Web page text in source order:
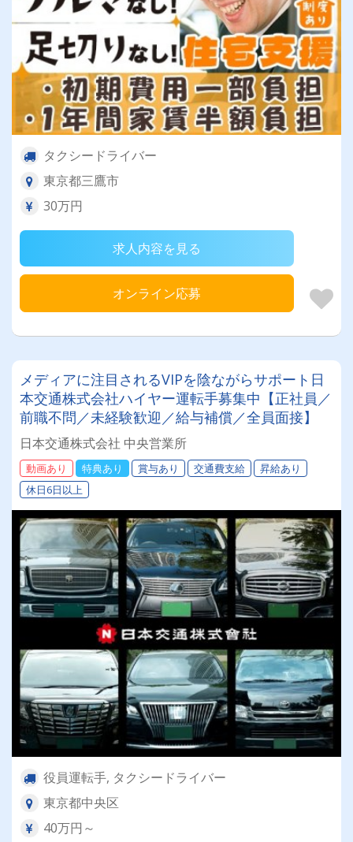
タクシードライバー
東京都三鷹市
30万円
求人内容を見る
オンライン応募
メディアに注目されるVIPを陰ながらサポート日
本交通株式会社ハイヤー運転手募集中【正社員／
前職不問／未経験歓迎／給与補償／全員面接】
日本交通株式会社 中央営業所
動画あり 特典あり 賞与あり 交通費支給
昇給あり
休日6日以上
役員運転手, タクシードライバー
東京都中央区
40万円～